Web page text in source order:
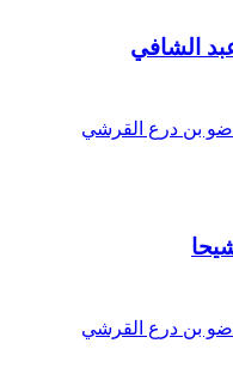
الشافي
ضو بن درع القرشي
ضو بن درع القرشي